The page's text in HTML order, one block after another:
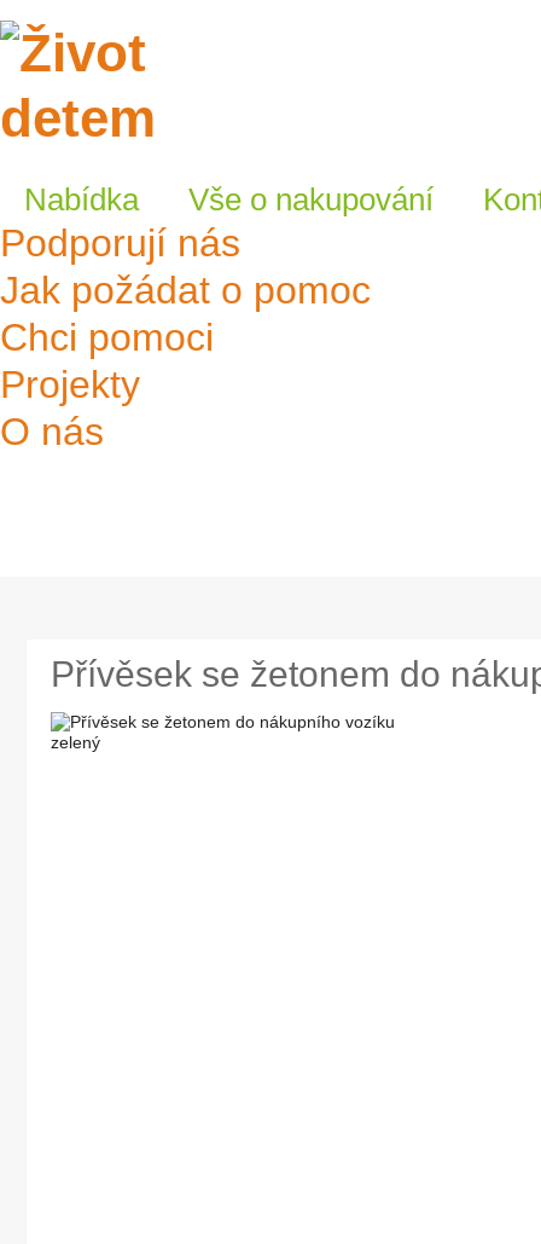
E-shop
Podporují nás
Jak požádat o pomoc
Chci pomoci
Projekty
O nás
Nabídka Vše o nakupování
Přívěsek se žetonem do